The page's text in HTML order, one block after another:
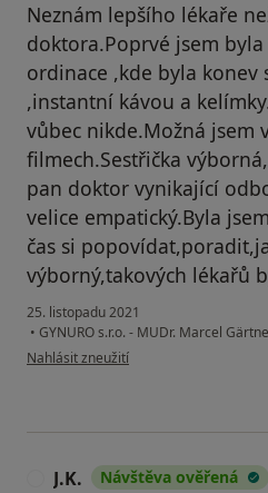
Neznám lepšího lékaře
doktora.Poprvé jsem
ordinace ,kde byla konev
,instantní kávou a
vůbec nikde.Možná jsem
filmech.Sestřička
pan doktor vynikající
velice empatický.Byla
čas si
výborný,takových lékařů
25. listopadu 2021
• GYNURO s.r.o. - MUDr. Marcel
podle názoru uživatele Marki Gabriely
Nahlásit zneužití
J.K. Návštěva ověřená